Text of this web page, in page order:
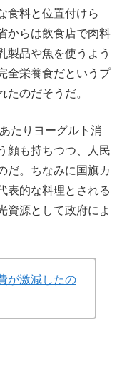
食料と位置付けら
からは飲食店で肉料
製品や魚を使うよう
全栄養食だというプ
たのだそうだ。
たりヨーグルト消
顔も持ちつつ、人民
だ。ちなみに国旗カ
表的な料理とされる
資源として政府によ
が激減したの